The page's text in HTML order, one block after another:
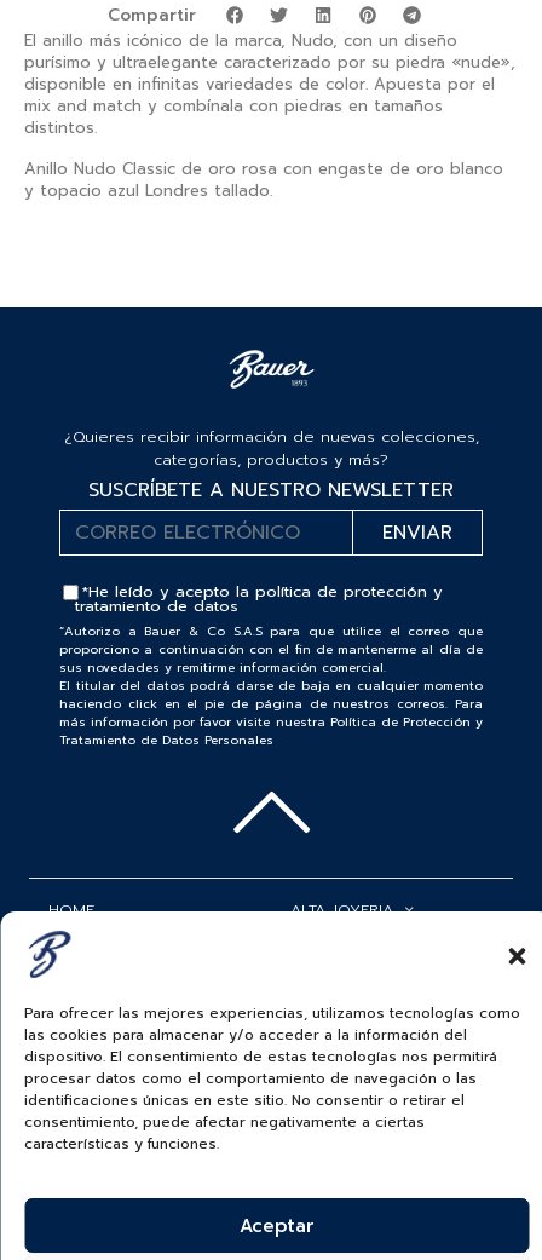
Para ofrecer las mejores experiencias, utilizamos tecnologías como
las cookies para almacenar y/o acceder a la información del
dispositivo. El consentimiento de estas tecnologías nos permitirá
procesar datos como el comportamiento de navegación o las
identificaciones únicas en este sitio. No consentir o retirar el
consentimiento, puede afectar negativamente a ciertas
características y funciones.
Aceptar
Compartir
El anillo más icónico de la marca, Nudo, con un diseño
purísimo y ultraelegante caracterizado por su piedra «nude»,
disponible en infinitas variedades de color. Apuesta por el
mix and match y combínala con piedras en tamaños
distintos.
Anillo Nudo Classic de oro rosa con engaste de oro blanco
y topacio azul Londres tallado.
¿Quieres recibir información de nuevas colecciones,
categorías, productos y más?
SUSCRÍBETE A NUESTRO NEWSLETTER
*He leído y acepto la política de protección y
tratamiento de datos
“Autorizo a Bauer & Co S.A.S para que utilice el correo que
proporciono a continuación con el fin de mantenerme al día de
sus novedades y remitirme información comercial.
El titular del datos podrá darse de baja en cualquier momento
haciendo click en el pie de página de nuestros correos. Para
más información por favor visite nuestra Política de Protección y
Tratamiento de Datos Personales
HOME
ROLEX
RELOJERÍA
ALTA JOYERIA
ACCESORIOS
BAUER NEWS
MI CUENTA
SERVICIOS
SIGUENOS EN
ECUADOR
BAUER & CO SAS. TODOS LOS DERECHOS